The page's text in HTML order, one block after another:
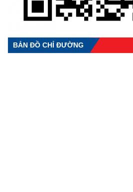
BẢN ĐỒ CHỈ ĐƯỜNG